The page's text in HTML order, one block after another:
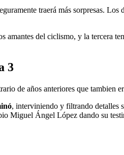
traerá más sorpresas.
del ciclismo, y la tercera
3
de años anteriores que tambien
, interviniendo y filtrando detalles
Miguel Ángel López dando su